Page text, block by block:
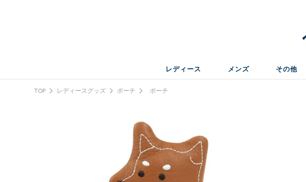
レディース メンズ その他
TOP レディースグッズ ポーチ ポーチ